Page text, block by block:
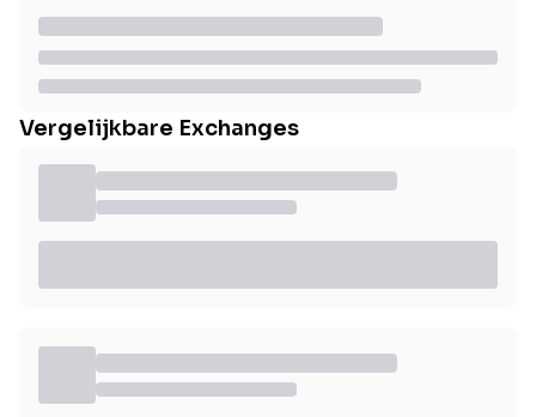
Vergelijkbare Exchanges